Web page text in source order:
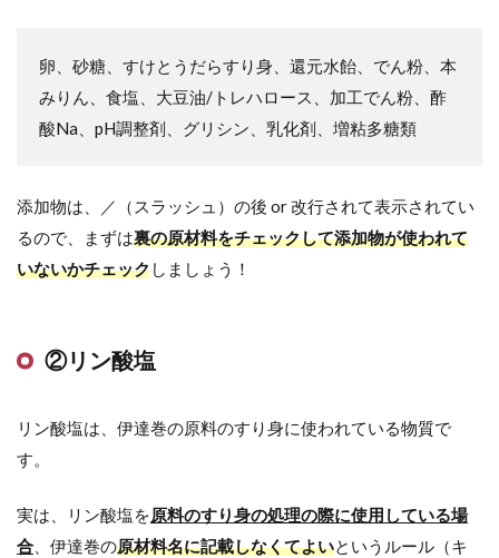
卵、砂糖、すけとうだらすり身、還元水飴、でん粉、本
みりん、食塩、大豆油/トレハロース、加工でん粉、酢
酸Na、pH調整剤、グリシン、乳化剤、増粘多糖類
添加物は、／（スラッシュ）の後 or 改行されて表示されてい
るので、まずは裏の原材料をチェックして添加物が使われて
いないかチェックしましょう！
②リン酸塩
リン酸塩は、伊達巻の原料のすり身に使われている物質で
す。
実は、リン酸塩を原料のすり身の処理の際に使用している場
合 、伊達巻の原材料名に記載しなくてよいというルール（キ